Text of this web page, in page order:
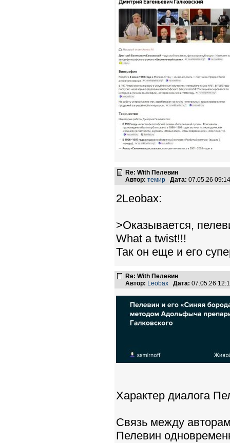
Re: With Пелевин
Автор: темир Дата: 07.05.26
2Leobax:
>Оказывается,
What a twist!!!
Так он еще и его
Re: With Пелевин
Автор: Leobax Дата: 07.05.26
Характер диалога
Связь между
Пелевин